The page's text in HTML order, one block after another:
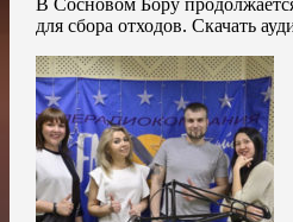
для сбора отходов. Скачать